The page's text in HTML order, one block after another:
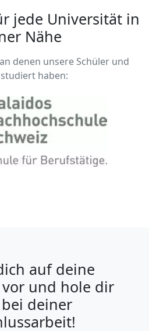
jede Universität in
Nähe
denen unsere Schüler und
haben:
auf deine
und hole dir
deiner